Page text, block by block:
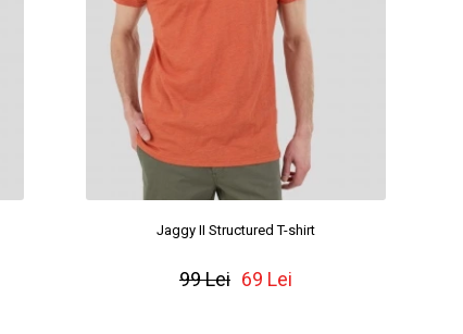
Jaggy II Structured T-shirt
99 Lei 69 Lei